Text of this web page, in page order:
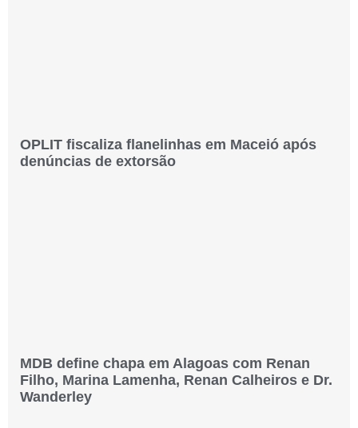
OPLIT fiscaliza flanelinhas em Maceió após
denúncias de extorsão
MDB define chapa em Alagoas com Renan
Filho, Marina Lamenha, Renan Calheiros e Dr.
Wanderley